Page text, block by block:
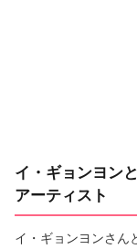
イ・ギョンヨン
アーティスト
イ・ギョンヨンさん